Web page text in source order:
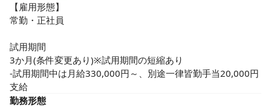
【雇用形態】
常勤・正社員
試用期間
3か月(条件変更あり)※試用期間の短縮あり
-試用期間中は月給330,000円～、別途一律皆勤手当20,000円
支給
勤務形態